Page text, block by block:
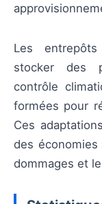
Les
stocker des
contrôle
formées pour
Ces
des
dommages et